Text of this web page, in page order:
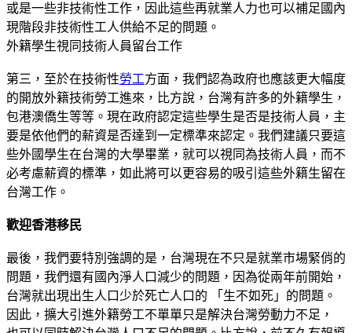
或是一些非技術性工作，因此這些再就業人力也可以補足國內
現階段非技術性工人供給不足的問題。
外籍學生視同技術人員留台工作
第三，至於在技術性勞工方面，我們認為政府也應該更大幅度
的開放外籍技術勞工進來，比方說，台灣有許多的外籍學生，
包港澳僑生等等。現在政府認定這些學生是否是技術人員，主
要是依他們的薪資是否達到一定標準來認定。我們建議只要這
些外國學生在台灣的大學畢業，就可以視同為技術人員，而不
必考慮薪資的標準，如此將可以更容易的吸引這些外籍生留在
台灣工作。
歡迎香港移民
最後，我們要特別強調的是，台灣現在不只是就業市場緊俏的
問題，我們還有國內淨人口減少的問題，因為從兩年前開始，
台灣就出現出生人口少於死亡人口的 「生不如死」的問題。
因此，擴大引進外籍勞工不單單只是解決台灣勞動力不足，